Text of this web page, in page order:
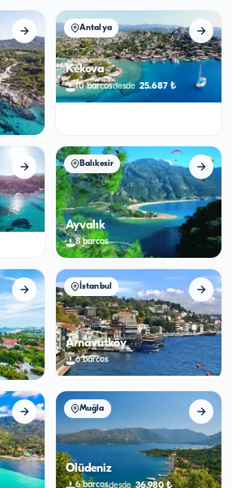
Antalya
Kekova
10 barcosdesde 25.687 ₺
Balıkesir
Ayvalık
8 barcos
İstanbul
Arnavutköy
6 barcos
Muğla
Ölüdeniz
6 barcosdesde 36.980₺